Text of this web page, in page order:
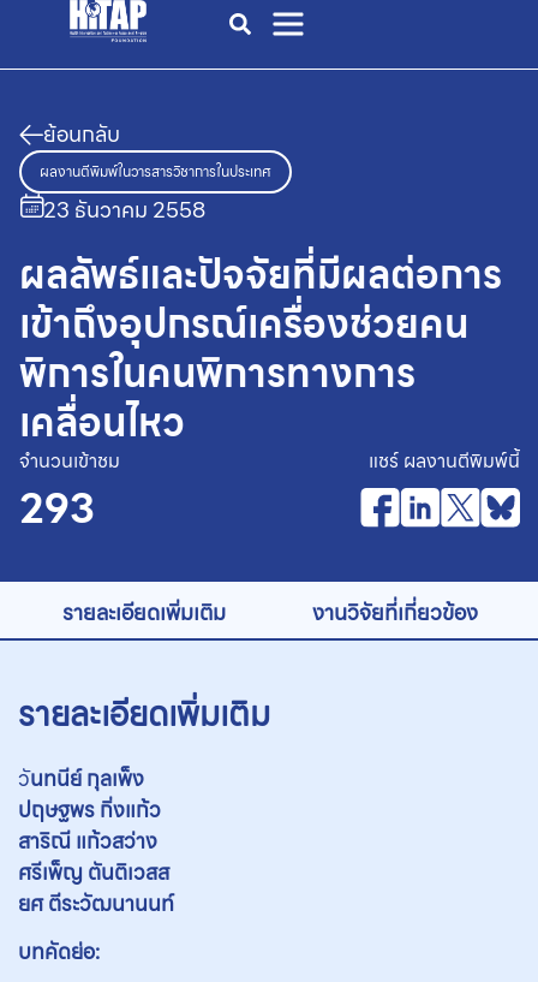
ย้อนกลับ
ผลงานตีพิมพ์ในวารสารวิชาการในประเทศ
23 ธันวาคม 2558
ผลลัพธ์และปัจจัยที่มีผลต่อการ
เข้าถึงอุปกรณ์เครื่องช่วยคน
พิการในคนพิการทางการ
เคลื่อนไหว
จำนวนเข้าชม
293
แชร์ ผลงานตีพิมพ์นี้
รายละเอียดเพิ่มเติม งานวิจัยที่เกี่ยวข้อง
รายละเอียดเพิ่มเติม
วันทนีย์ กุลเพ็ง
ปฤษฐพร กิ่งแก้ว
สาริณี แก้วสว่าง
ศรีเพ็ญ ตันติเวสส
ยศ ตีระวัฒนานนท์
บทคัดย่อ: